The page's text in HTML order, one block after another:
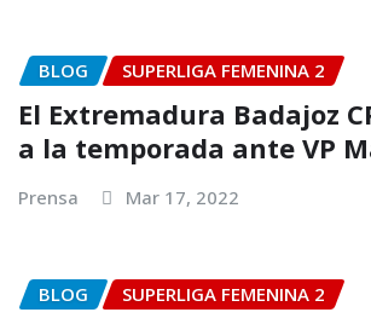
BLOG SUPERLIGA FEMENINA 2
El Extremadura Badajoz
a la temporada ante VP
Prensa Mar 17, 2022
BLOG SUPERLIGA FEMENINA 2